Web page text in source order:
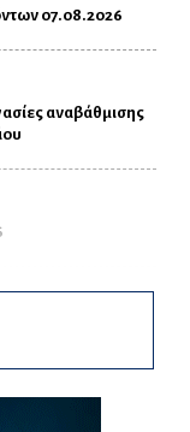
07.08.2026
αναβάθμισης